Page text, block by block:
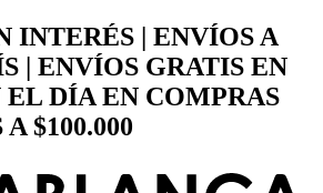
INTERÉS | ENVÍOS A
| ENVÍOS GRATIS EN
EL DÍA EN COMPRAS
$100.000